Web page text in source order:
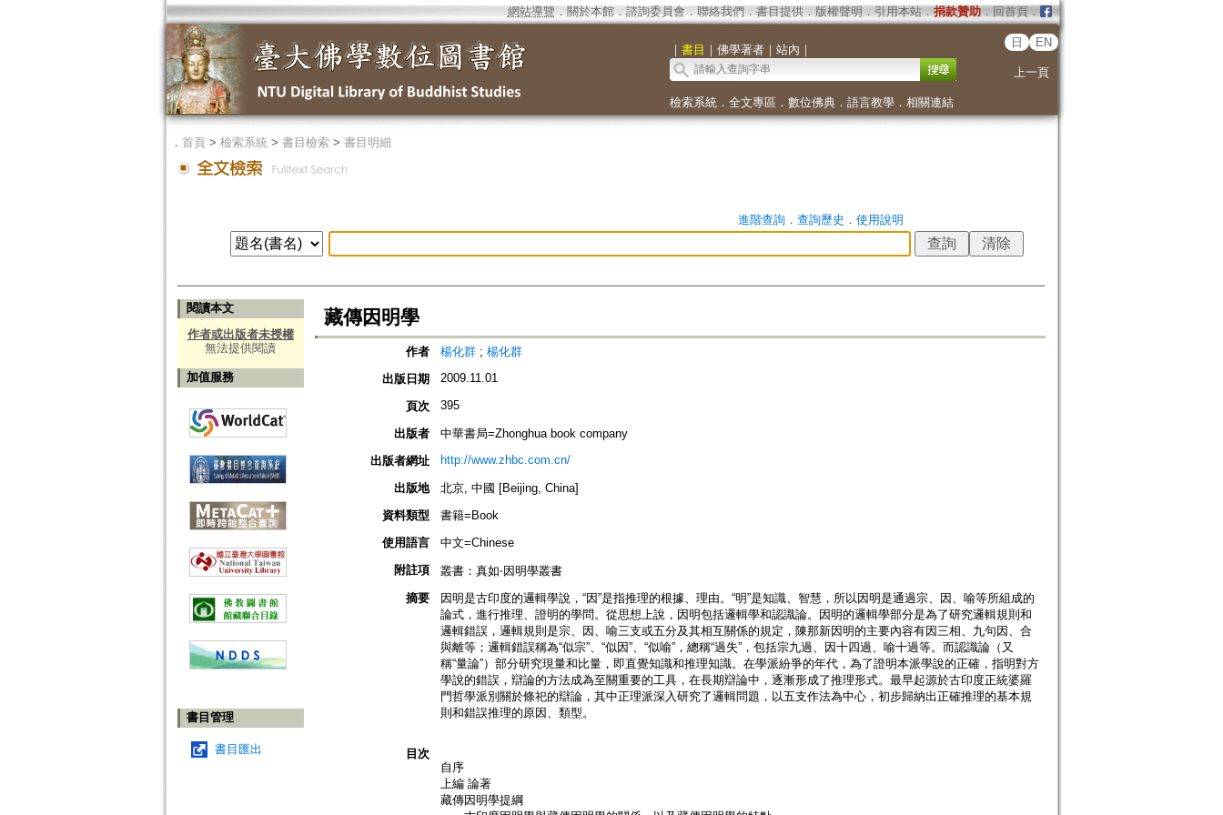
網站導覽 ． 關於本館． 諮詢委員會． 聯絡我們 ． 書目提供． 版權聲明 ． 引用本站． 捐款贊助．回首頁．
｜ 書目 ｜ 佛學著者｜ 站內 ｜
日 EN
上一頁
檢索系統． 全文專區 ． 數位佛典． 語言教學． 相關連結
． 首頁> 檢索系統> 書目檢索> 書目明細
進階查詢． 查詢歷史 ． 使用說明
閱讀本文
作者或出版者未授權
無法提供閱讀
加值服務
書目管理
書目匯出
藏傳因明學
作者 楊化群; 楊化群
出版日期
2009.11.01
頁次 395
出版者
中華書局=Zhonghua book company
出版者網址
http://www.zhbc.com.cn/
出版地
北京, 中國 [Beijing, China]
資料類型
書籍=Book
使用語言
中文=Chinese
附註項
叢書：真如‧因明學叢書
摘要
因明是古印度的邏輯學說，“因”是指推理的根據、理由。“明”是知識、智慧，所以因明是通過宗、因、喻等所組成的
論式，進行推理、證明的學問。從思想上說，因明包括邏輯學和認識論。因明的邏輯學部分是為了研究邏輯規則和
邏輯錯誤，邏輯規則是宗、因、喻三支或五分及其相互關係的規定，陳那新因明的主要內容有因三相、九句因、合
與離等；邏輯錯誤稱為“似宗”、“似因”、“似喻”，總稱“過失”，包括宗九過、因十四過、喻十過等。而認識論（又
稱“量論”）部分研究現量和比量，即直覺知識和推理知識。在學派紛爭的年代，為了證明本派學說的正確，指明對方
學說的錯誤，辯論的方法成為至關重要的工具，在長期辯論中，逐漸形成了推理形式。最早起源於古印度正統婆羅
門哲學派別關於條祀的辯論，其中正理派深入研究了邏輯問題，以五支作法為中心，初步歸納出正確推理的基本規
則和錯誤推理的原因、類型。
目次
自序
上編 論著
藏傳因明學提綱